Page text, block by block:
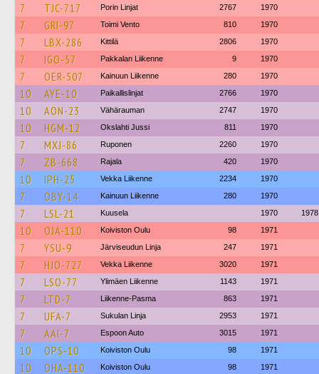
7 TJC-717 Porin Linjat 2767 1970
7 GRI-97 Toimi Vento 810 1970
7 LBX-286 Kittilä 2806 1970
7 IGO-57 Pakkalan Liikenne 9 1970
7 OER-507 Kainuun Liikenne 280 1970
10 AYE-10 Paikallislinjat 2766 1970
10 AON-23 Vähärauman 2747 1970
10 HGM-12 Okslahti Jussi 811 1970
7 MXJ-86 Ruponen 2260 1970
7 ZB-668 Rajala 420 1970
10 IPH-25 Vekka Liikenne 2234 1970
7 OBY-14 Kainuun Liikenne 280 1970
7 LSL-21 Kuusela 1970 1978
10 OJA-110 Koiviston Oulu 98 1971
7 YSU-9 Järviseudun Linja 247 1971
7 HJO-727 Vekka Liikenne 3020 1971
7 LSO-77 Ylimäen Liikenne 1143 1971
7 LTD-7 Liikenne-Pasma 863 1971
7 UFA-7 Sukulan Linja 2953 1971
7 AAI-7 Espoon Auto 3015 1971
10 OPS-10 Koiviston Oulu 98 1971
10 OHA-110 Koiviston Oulu 98 1971